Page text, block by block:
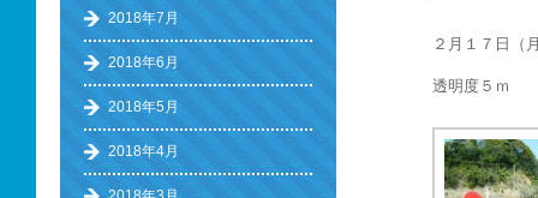
２月１７日（
透明度５ｍ
2018年7月
2018年6月
2018年5月
2018年4月